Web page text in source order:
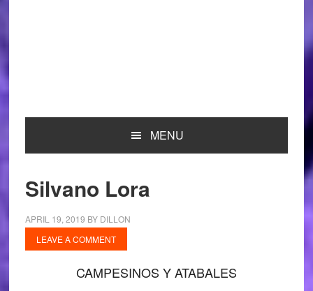
MENU
Silvano Lora
APRIL 19, 2019 BY DILLON
LEAVE A COMMENT
CAMPESINOS Y ATABALES